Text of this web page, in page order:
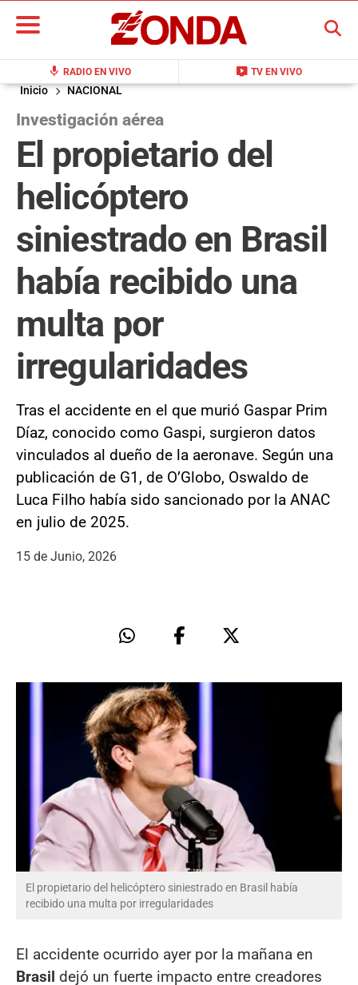
mic RADIO EN VIVO live_tv TV EN VIVO
BUSCAR
Inicio NACIONAL
Investigación aérea
El propietario del
helicóptero
siniestrado en Brasil
había recibido una
multa por
irregularidades
Tras el accidente en el que murió Gaspar Prim
Díaz, conocido como Gaspi, surgieron datos
vinculados al dueño de la aeronave. Según una
publicación de G1, de O’Globo, Oswaldo de
Luca Filho había sido sancionado por la ANAC
en julio de 2025.
15 de Junio, 2026
El propietario del helicóptero siniestrado en Brasil había
recibido una multa por irregularidades
El accidente ocurrido ayer por la mañana en
Brasil dejó un fuerte impacto entre creadores